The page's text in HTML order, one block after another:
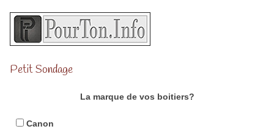
Petit Sondage
La marque de vos boitiers?
Canon